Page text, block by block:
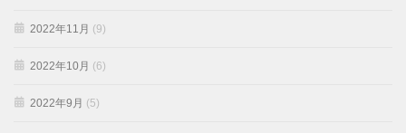
2022年11月 (9)
2022年10月 (6)
2022年9月 (5)